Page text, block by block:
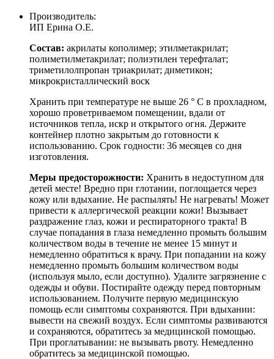
Производитель:
ИП Ерина О.Е.
Состав: акрилаты кополимер; этилметакрилат;
полиметилметакрилат; полиэтилен терефталат;
триметилолпропан триакрилат; диметикон;
микрокристаллический воск
Хранить при температуре не выше 26 ° C в прохладном,
хорошо проветриваемом помещении, вдали от
источников тепла, искр и открытого огня. Держите
контейнер плотно закрытым до готовности к
использованию. Срок годности: 36 месяцев со дня
изготовления.
Меры предосторожности: Хранить в недоступном для
детей месте! Вредно при глотании, поглощается через
кожу или вдыхание. Не распылять! Не нагревать! Может
привести к аллергической реакции кожи! Вызывает
раздражение глаз, кожи и респираторного тракта! В
случае попадания в глаза немедленно промыть большим
количеством воды в течение не менее 15 минут и
немедленно обратиться к врачу. При попадании на кожу
немедленно промыть большим количеством воды
(используя мыло, если доступно). Удалите загрязнение с
одежды и обуви. Постирайте одежду перед повторным
использованием. Получите первую медицинскую
помощь если симптомы сохраняются. При вдыхании:
вывести на свежий воздух. Если симптомы развиваются
и сохраняются, обратитесь за медицинской помощью.
При проглатывании: не вызывать рвоту. Немедленно
обратитесь за медицинской помощью.